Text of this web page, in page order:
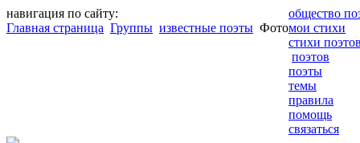
навигация по сайту:
Главная страница Группы известные поэты Фото
общество
мои стихи
стихи
поэтов
поэты
темы
правила
помощь
связаться